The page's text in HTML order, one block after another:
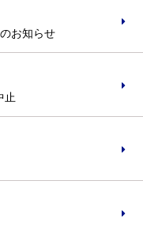
お知らせ
止